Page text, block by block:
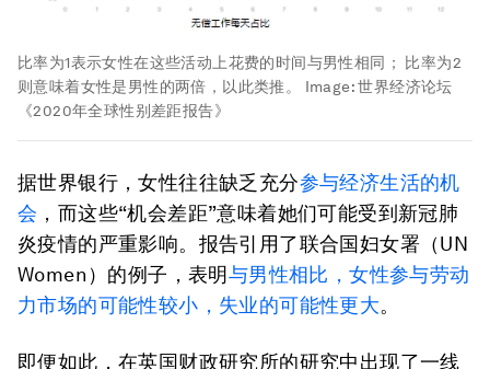
比率为1表示女性在这些活动上花费的时间与男性相同； 比率为2
则意味着女性是男性的两倍，以此类推。
Image:世界经济论坛
《2020年全球性别差距报告》
据世界银行，女性往往缺乏充分参与经济生活的机
会 ，而这些“机会差距”意味着她们可能受到新冠肺
炎疫情的严重影响。报告引用了联合国妇女署（UN
Women）的例子，表明与男性相比，女性参与劳动
力市场的可能性较小，失业的可能性更大。
即便如此，在英国财政研究所的研究中出现了一线